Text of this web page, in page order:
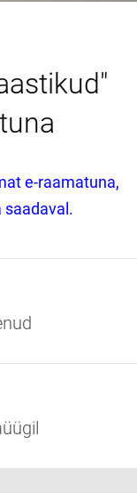
e-raamatuna,
saadaval.